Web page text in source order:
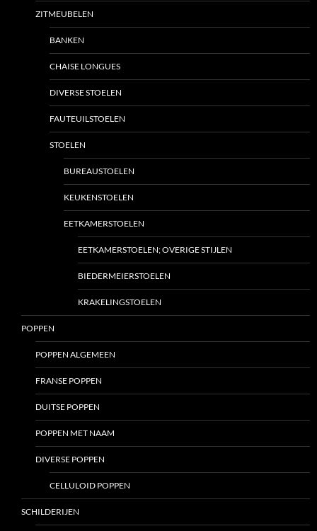
ZITMEUBELEN
BANKEN
CHAISE LONGUES
DIVERSE STOELEN
FAUTEUILSTOELEN
STOELEN
BUREAUSTOELEN
KEUKENSTOELEN
EETKAMERSTOELEN
EETKAMERSTOELEN; OVERIGE STIJLEN
BIEDERMEIERSTOELEN
KRAKELINGSTOELEN
POPPEN
POPPEN ALGEMEEN
FRANSE POPPEN
DUITSE POPPEN
POPPEN MET NAAM
DIVERSE POPPEN
CELLULOID POPPEN
SCHILDERIJEN